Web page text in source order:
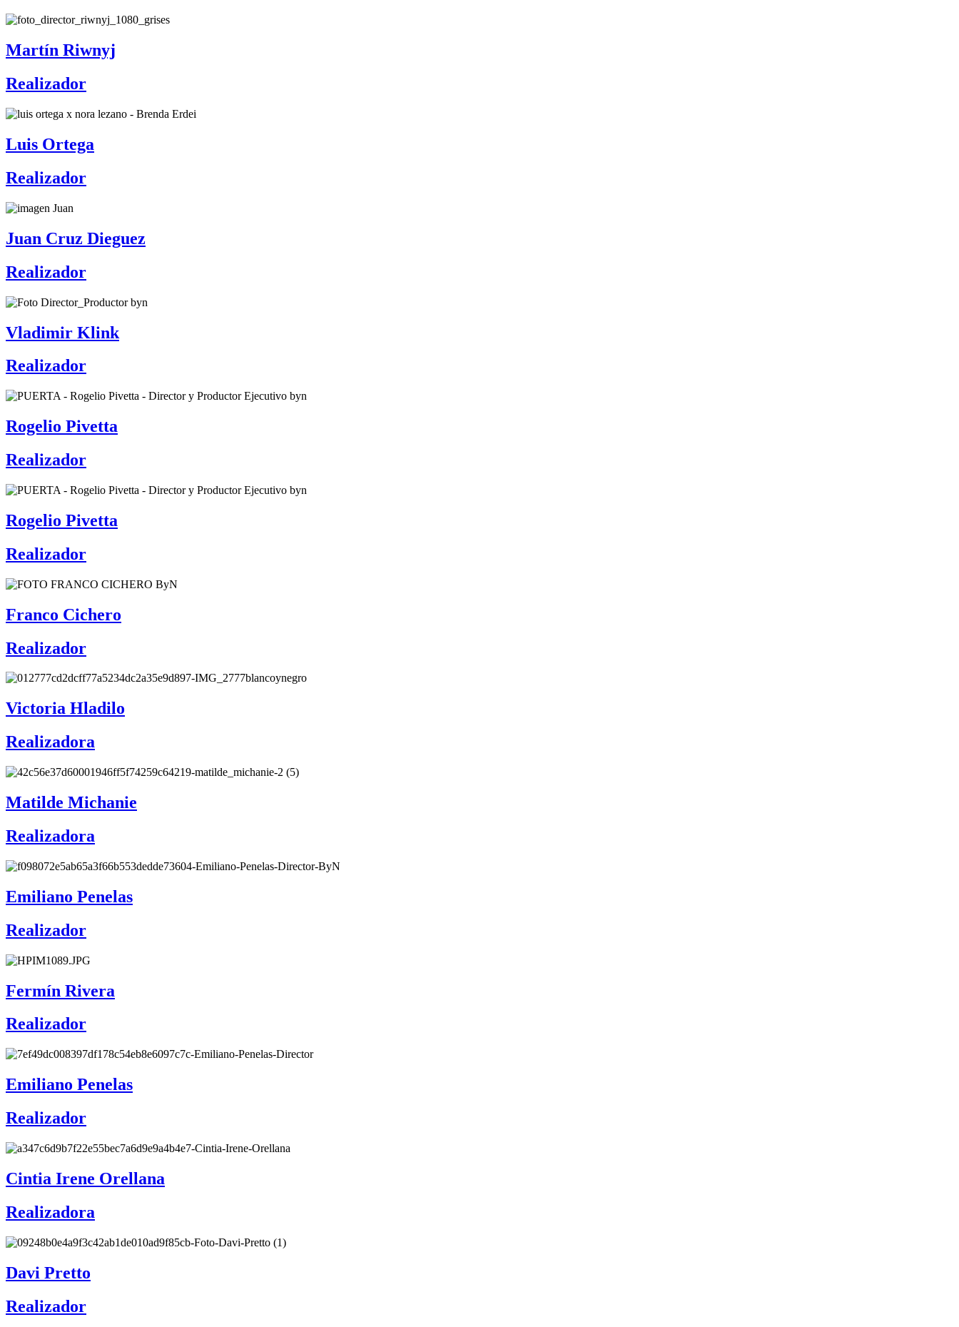
Martín Riwnyj
Realizador
Luis Ortega
Realizador
Juan Cruz Dieguez
Realizador
Vladimir Klink
Realizador
Rogelio Pivetta
Realizador
Rogelio Pivetta
Realizador
Franco Cichero
Realizador
Victoria Hladilo
Realizadora
Matilde Michanie
Realizadora
Emiliano Penelas
Realizador
Fermín Rivera
Realizador
Emiliano Penelas
Realizador
Cintia Irene Orellana
Realizadora
Davi Pretto
Realizador